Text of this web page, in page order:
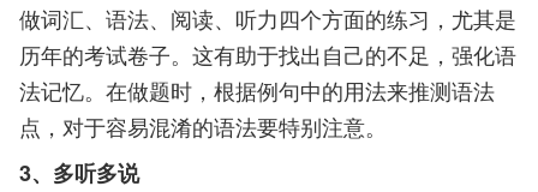
做词汇、语法、阅读、听力四个方面的练习，尤其是
历年的考试卷子。这有助于找出自己的不足，强化语
法记忆。在做题时，根据例句中的用法来推测语法
点，对于容易混淆的语法要特别注意。
3、多听多说